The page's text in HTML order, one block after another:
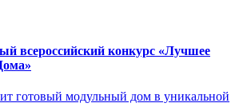
всероссийский конкурс «Лучшее
готовый модульный дом в уникальной